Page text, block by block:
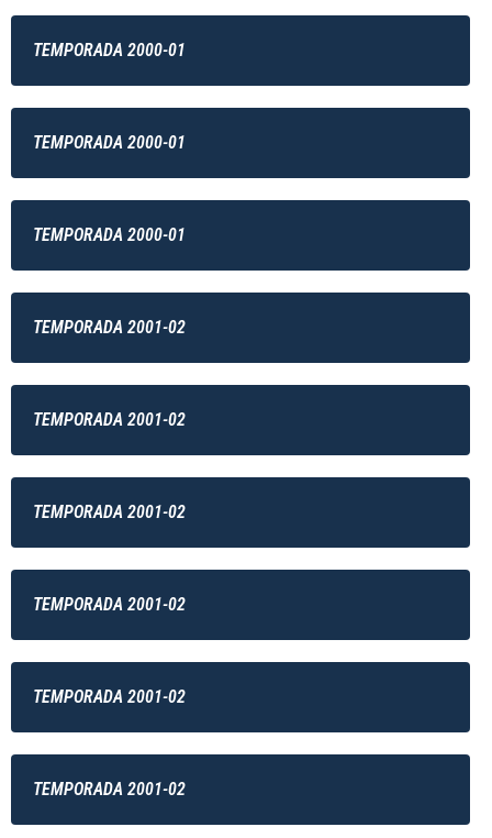
TEMPORADA 2000-01
TEMPORADA 2000-01
TEMPORADA 2000-01
TEMPORADA 2001-02
TEMPORADA 2001-02
TEMPORADA 2001-02
TEMPORADA 2001-02
TEMPORADA 2001-02
TEMPORADA 2001-02